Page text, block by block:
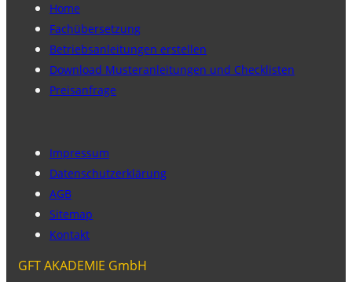
Home
Fachübersetzung
Betriebsanleitungen erstellen
Download Musteranleitungen und Checklisten
Preisanfrage
Impressum
Datenschutzerklärung
AGB
Sitemap
Kontakt
GFT AKADEMIE GmbH